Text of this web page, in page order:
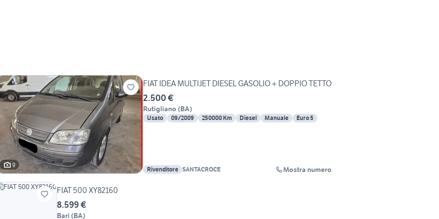
9
FIAT IDEA MULTIJET DIESEL GASOLIO + DOPPIO TETTO
2.500 €
Rutigliano (BA)
Usato 09/2009 250000 Km Diesel Manuale Euro 5
Rivenditore SANTACROCE Mostra numero
FIAT 500 XY82160
8.599 €
Bari (BA)